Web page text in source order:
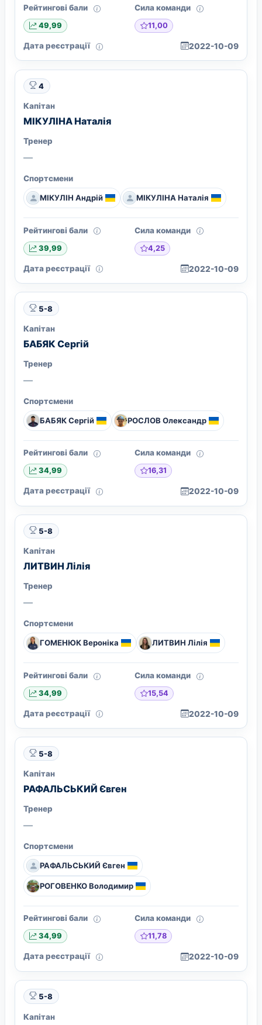
Рейтингові бали
49,99
Сила команди
11,00
Дата реєстрації 2022-10-09
4
Капітан
МІКУЛІНА Наталія
Тренер
—
Спортсмени
МІКУЛІН Андрій МІКУЛІНА Наталія
Рейтингові бали
39,99
Сила команди
4,25
Дата реєстрації 2022-10-09
5-8
Капітан
БАБЯК Сергій
Тренер
—
Спортсмени
БАБЯК Сергій РОСЛОВ Олександр
Рейтингові бали
34,99
Сила команди
16,31
Дата реєстрації 2022-10-09
5-8
Капітан
ЛИТВИН Лілія
Тренер
—
Спортсмени
ГОМЕНЮК Вероніка ЛИТВИН Лілія
Рейтингові бали
34,99
Сила команди
15,54
Дата реєстрації 2022-10-09
5-8
Капітан
РАФАЛЬСЬКИЙ Євген
Тренер
—
Спортсмени
РАФАЛЬСЬКИЙ Євген
РОГОВЕНКО Володимир
Рейтингові бали
34,99
Сила команди
11,78
Дата реєстрації 2022-10-09
5-8
Капітан